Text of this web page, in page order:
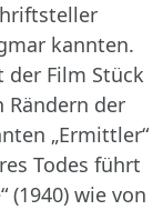
kannten.
Film Stück
Rändern der
„Ermittler“
Todes führt
(1940) wie von